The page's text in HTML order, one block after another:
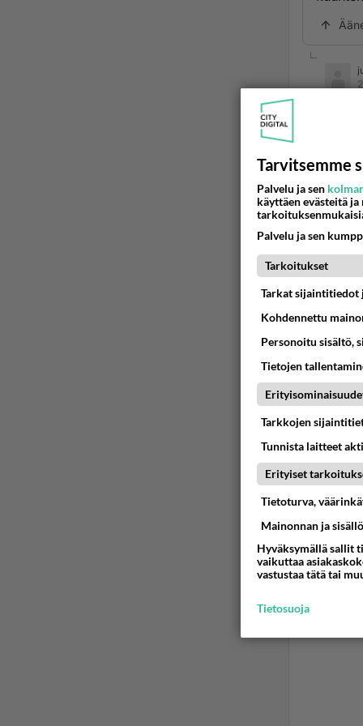
sen
riipuu
otto
=oD
Tarvitsemme
Palvelu ja sen
käyttäen evästeitä
Palvelu ja sen
Tarkoitukset
Tarkat sijaintitiedot
Kohdennettu
Personoitu sisältö,
Tietojen
Tarkkojen
Tunnista laitteet
Erityiset
Tietoturva,
Mainonnan ja
Hyväksymällä sallit
vaikuttaa
vastustaa tätä tai
Tietosuoja